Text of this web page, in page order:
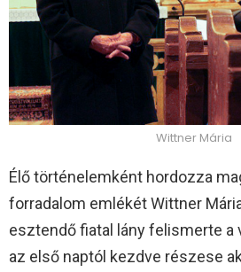
Wittner Mária
Élő történelemként hordozza
forradalom emlékét Wittner
esztendő fiatal lány felismerte a
az első naptól kezdve részese